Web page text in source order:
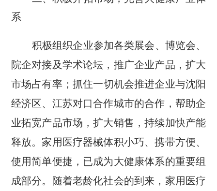
系
积极组织企业参加各类展会、博览会、
院企对接及学术论坛，推广企业产品，扩大
市场占有率；抓住一切机会推进企业与沈阳
经济区、江苏对口合作城市的合作，帮助企
业拓宽产品市场，扩大销售，持续加快产能
释放。家用医疗器械体积小巧、携带方便、
使用简单便捷，已成为大健康体系的重要组
成部分。随着老龄化社会的到来，家用医疗